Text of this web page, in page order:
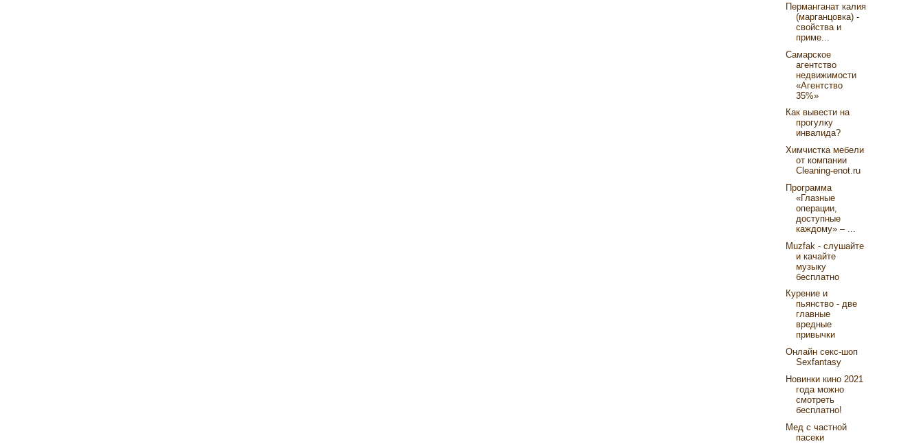
Перманганат калия
(марганцовка) -
свойства и
приме...
Самарское
агентство
недвижимости
«Агентство
35%»
Как вывести на
прогулку
инвалида?
Химчистка мебели
от компании
Cleaning-enot.ru
Программа
«Глазные
операции,
доступные
каждому» – ...
Muzfak - слушайте
и качайте
музыку
бесплатно
Курение и
пьянство - две
главные
вредные
привычки
Онлайн секс-шоп
Sexfantasy
Новинки кино 2021
года можно
смотреть
бесплатно!
Мед с частной
пасеки